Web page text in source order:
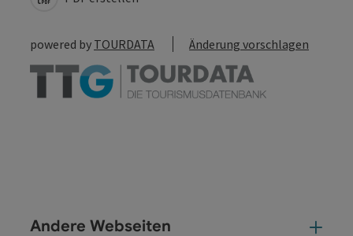
powered by TOURDATA Änderung vorschlagen
Andere Webseiten